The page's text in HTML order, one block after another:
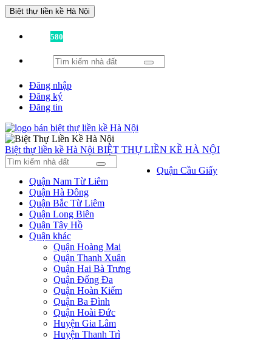
Biệt thự liền kề Hà Nội
580
Đăng nhập
Đăng ký
Đăng tin
Biệt thự liền kề Hà Nội BIỆT THỰ LIỀN KỀ HÀ NỘI
Quận Cầu Giấy
Quận Nam Từ Liêm
Quận Hà Đông
Quận Bắc Từ Liêm
Quận Long Biên
Quận Tây Hồ
Quận khác
Quận Hoàng Mai
Quận Thanh Xuân
Quận Hai Bà Trưng
Quận Đống Đa
Quận Hoàn Kiếm
Quận Ba Đình
Quận Hoài Đức
Huyện Gia Lâm
Huyện Thanh Trì